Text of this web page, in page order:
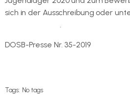
sich in der Ausschreibung oder
.
DOSB-Presse Nr. 35-2019
Tags: No tags